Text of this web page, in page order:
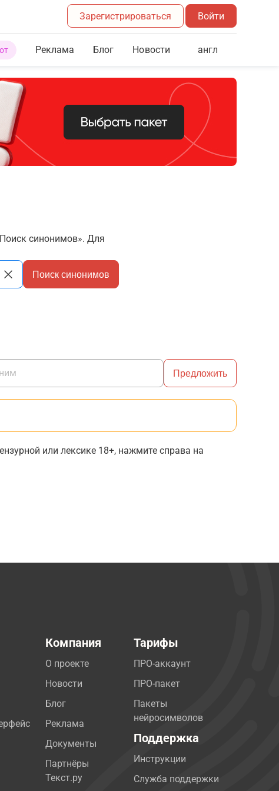
Зарегистрироваться Войти
Реклама Блог Новости англ
синонимов». Для
Поиск синонимов
Предложить
или лексике 18+, нажмите справа на
Компания
О проекте
Новости
Блог
Реклама
Документы
Партнёры
Текст.ру
Тарифы
ПРО-аккаунт
ПРО-пакет
Пакеты
нейросимволов
Поддержка
Инструкции
Служба поддержки